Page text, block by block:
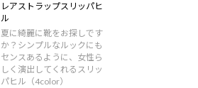
レアストラップスリッパヒ
ル
夏に綺麗に靴をお探しです
か？シンプルなルックにも
センスあるように、女性ら
しく演出してくれるスリッ
パヒル（4color）